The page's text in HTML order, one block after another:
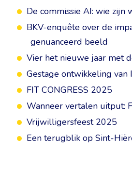
De commissie AI: wie zijn
BKV-enquête over de
genuanceerd beeld
Vier het nieuwe jaar met
Gestage ontwikkeling
FIT CONGRESS 2025
Wanneer vertalen uitput:
Vrijwilligersfeest 2025
Een terugblik op Sint-